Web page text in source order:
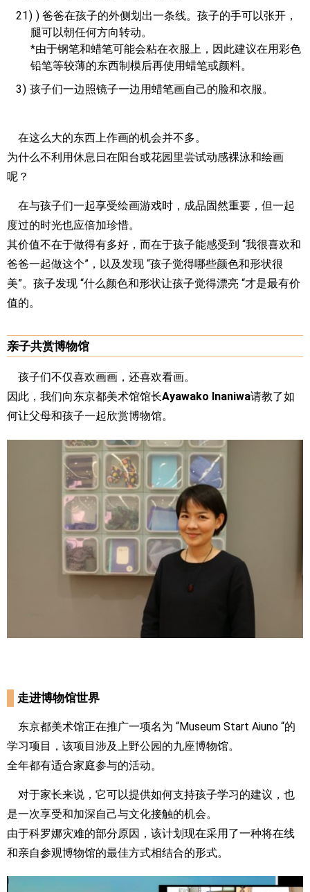
21
) 爸爸在孩子的外侧划出一条线。孩子的手可以张开，
腿可以朝任何方向转动。
*由于钢笔和蜡笔可能会粘在衣服上，因此建议在用彩色
铅笔等较薄的东西制模后再使用蜡笔或颜料。
3
孩子们一边照镜子一边用蜡笔画自己的脸和衣服。
在这么大的东西上作画的机会并不多。
为什么不利用休息日在阳台或花园里尝试动感裸泳和绘画
呢？
在与孩子们一起享受绘画游戏时，成品固然重要，但一起
度过的时光也应倍加珍惜。
其价值不在于做得有多好，而在于孩子能感受到 “我很喜欢和
爸爸一起做这个”，以及发现 “孩子觉得哪些颜色和形状很
美”。孩子发现 “什么颜色和形状让孩子觉得漂亮 “才是最有价
值的。
亲子共赏博物馆
孩子们不仅喜欢画画，还喜欢看画。
因此，我们向东京都美术馆馆长Ayawako Inaniwa请教了如
何让父母和孩子一起欣赏博物馆。
走进博物馆世界
东京都美术馆正在推广一项名为 “Museum Start Aiuno “的
学习项目，该项目涉及上野公园的九座博物馆。
全年都有适合家庭参与的活动。
对于家长来说，它可以提供如何支持孩子学习的建议，也
是一次享受和加深自己与文化接触的机会。
由于科罗娜灾难的部分原因，该计划现在采用了一种将在线
和亲自参观博物馆的最佳方式相结合的形式。